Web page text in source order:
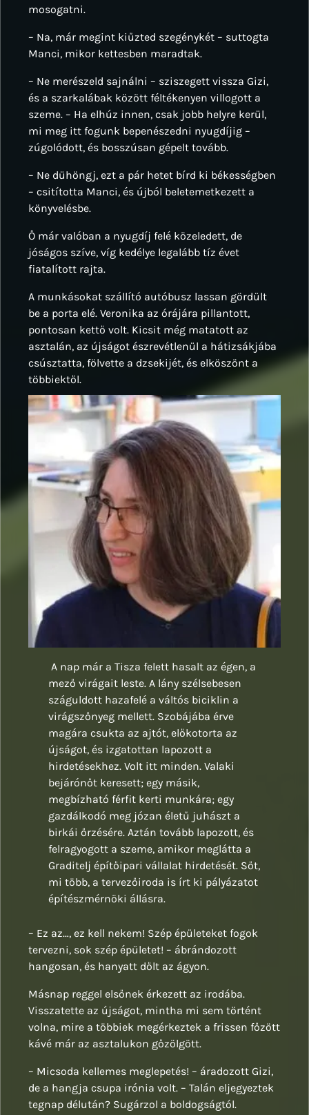
mosogatni.
– Na, már megint kiűzted szegénykét – suttogta
Manci, mikor kettesben maradtak.
– Ne merészeld sajnálni – sziszegett vissza Gizi,
és a szarkalábak között féltékenyen villogott a
szeme. – Ha elhúz innen, csak jobb helyre kerül,
mi meg itt fogunk bepenészedni nyugdíjig –
zúgolódott, és bosszúsan gépelt tovább.
– Ne dühöngj, ezt a pár hetet bírd ki békességben
– csitította Manci, és újból beletemetkezett a
könyvelésbe.
Ő már valóban a nyugdíj felé közeledett, de
jóságos szíve, víg kedélye legalább tíz évet
fiatalított rajta.
A munkásokat szállító autóbusz lassan gördült
be a porta elé. Veronika az órájára pillantott,
pontosan kettő volt. Kicsit még matatott az
asztalán, az újságot észrevétlenül a hátizsákjába
csúsztatta, fölvette a dzsekijét, és elköszönt a
többiektől.
A nap már a Tisza felett hasalt az égen, a
mező virágait leste. A lány szélsebesen
száguldott hazafelé a váltós biciklin a
virágszőnyeg mellett. Szobájába érve
magára csukta az ajtót, előkotorta az
újságot, és izgatottan lapozott a
hirdetésekhez. Volt itt minden. Valaki
bejárónőt keresett; egy másik,
megbízható férfit kerti munkára; egy
gazdálkodó meg józan életű juhászt a
birkái őrzésére. Aztán tovább lapozott, és
felragyogott a szeme, amikor meglátta a
Graditelj építőipari vállalat hirdetését. Sőt,
mi több, a tervezőiroda is írt ki pályázatot
építészmérnöki állásra.
– Ez az…, ez kell nekem! Szép épületeket fogok
tervezni, sok szép épületet! – ábrándozott
hangosan, és hanyatt dőlt az ágyon.
Másnap reggel elsőnek érkezett az irodába.
Visszatette az újságot, mintha mi sem történt
volna, mire a többiek megérkeztek a frissen főzött
kávé már az asztalukon gőzölgött.
– Micsoda kellemes meglepetés! – áradozott Gizi,
de a hangja csupa irónia volt. – Talán eljegyeztek
tegnap délután? Sugárzol a boldogságtól.